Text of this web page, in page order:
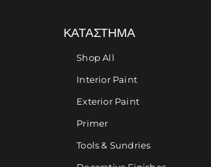
ΚΑΤΆΣΤΗΜΑ
Shop All
Interior Paint
Exterior Paint
Primer
Tools & Sundries